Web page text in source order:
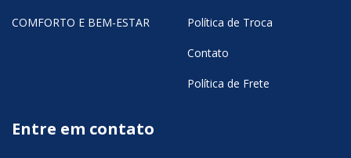
COMFORTO E BEM-ESTAR Política de Troca
Contato
Política de Frete
Entre em contato